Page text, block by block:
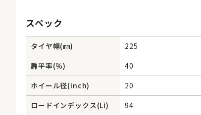
スペック
タイヤ幅(㎜)
225
扁平率(％)
40
ホイール径(inch)
20
ロードインデックス(Li)
94